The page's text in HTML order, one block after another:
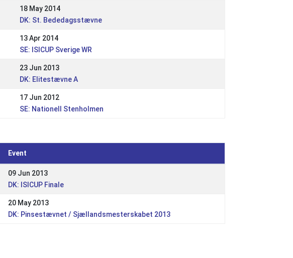
18 May 2014
DK: St. Bededagsstævne
13 Apr 2014
SE: ISICUP Sverige WR
23 Jun 2013
DK: Elitestævne A
17 Jun 2012
SE: Nationell Stenholmen
Event
09 Jun 2013
DK: ISICUP Finale
20 May 2013
DK: Pinsestævnet / Sjællandsmesterskabet 2013